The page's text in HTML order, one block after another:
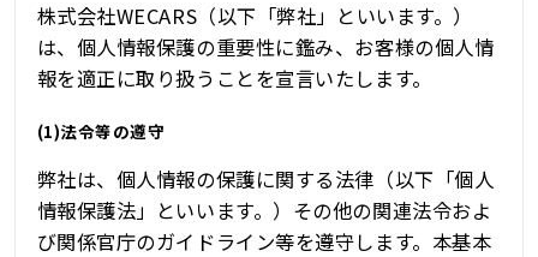
株式会社WECARS（以下「弊社」といいます。）
は、個人情報保護の重要性に鑑み、お客様の個人情
報を適正に取り扱うことを宣言いたします。
(1)法令等の遵守
弊社は、個人情報の保護に関する法律（以下「個人
情報保護法」といいます。）その他の関連法令およ
び関係官庁のガイドライン等を遵守します。本基本